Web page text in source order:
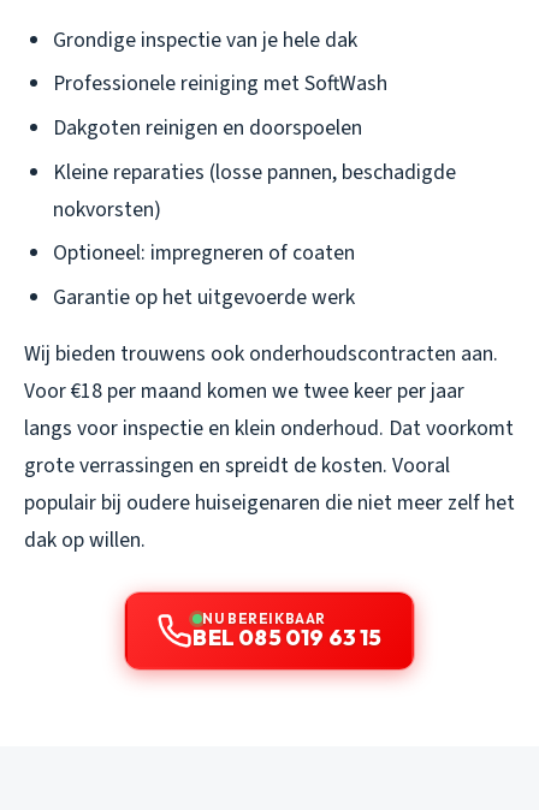
Grondige inspectie van je hele dak
Professionele reiniging met SoftWash
Dakgoten reinigen en doorspoelen
Kleine reparaties (losse pannen, beschadigde
nokvorsten)
Optioneel: impregneren of coaten
Garantie op het uitgevoerde werk
Wij bieden trouwens ook onderhoudscontracten aan.
Voor €18 per maand komen we twee keer per jaar
langs voor inspectie en klein onderhoud. Dat voorkomt
grote verrassingen en spreidt de kosten. Vooral
populair bij oudere huiseigenaren die niet meer zelf het
dak op willen.
NU BEREIKBAAR
BEL 085 019 63 15